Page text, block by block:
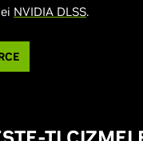
NVIDIA DLSS.